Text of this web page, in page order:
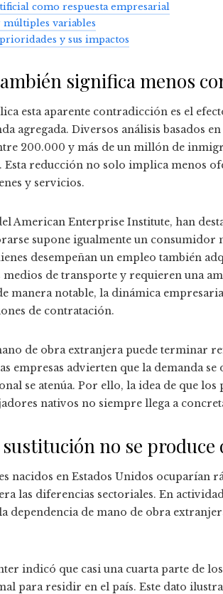
como respuesta empresarial
variables
y sus impactos
significa menos
esta aparente contradicción es el
agregada. Diversos análisis basados
200.000 y más de un millón de
Esta reducción no solo implica menos
y servicios.
American Enterprise Institute, han
supone igualmente un consumidor
desempeñan un empleo también
de transporte y requieren una
manera notable, la dinámica
de contratación.
de obra extranjera puede terminar
empresas advierten que la demanda se
se atenúa. Por ello, la idea de que los
nativos no siempre llega a
no se
nacidos en Estados Unidos ocuparían
las diferencias sectoriales. En
dependencia de mano de obra
indicó que casi una cuarta parte de
para residir en el país. Este dato